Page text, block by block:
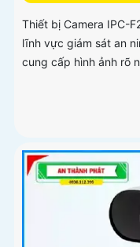
Thiết bị Camera IPC-
lĩnh vực giám sát an
cung cấp hình ảnh rõ